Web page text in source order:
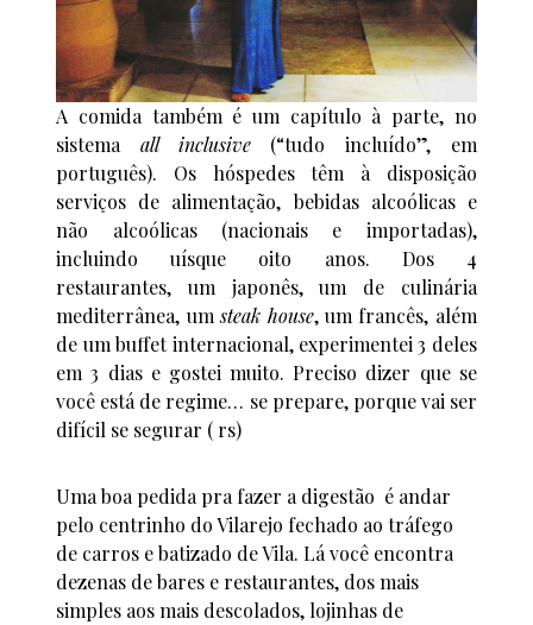
A comida também é um capítulo à parte, no
sistema all inclusive(“tudo incluído”, em
português). Os hóspedes têm à disposição
serviços de alimentação, bebidas alcoólicas e
não alcoólicas (nacionais e importadas),
incluindo uísque oito anos. Dos 4
restaurantes, um japonês, um de culinária
mediterrânea, umsteak house, um francês, além
de um buffet internacional, experimentei 3 deles
em 3 dias e gostei muito. Preciso dizer que se
você está de regime… se prepare, porque vai ser
difícil se segurar ( rs)
Uma boa pedida pra fazer a digestão é andar
pelo centrinho do Vilarejo fechado ao tráfego
de carros e batizado de Vila. Lá você encontra
dezenas de bares e restaurantes, dos mais
simples aos mais descolados, lojinhas de